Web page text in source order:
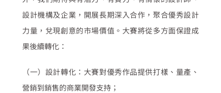
設計機構及企業，開展長期深入合作，聚合優秀設計
力量，兌現創意的市場價值。大賽將從多方面保證成
果後續轉化：
（一）設計轉化：大賽對優秀作品提供打樣、量產、
營銷到銷售的商業開發支持；